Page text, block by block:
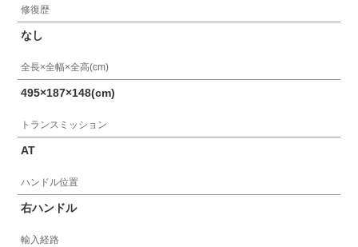
修復歴
なし
全長×全幅×全高(cm)
495×187×148(cm)
トランスミッション
AT
ハンドル位置
右ハンドル
輸入経路